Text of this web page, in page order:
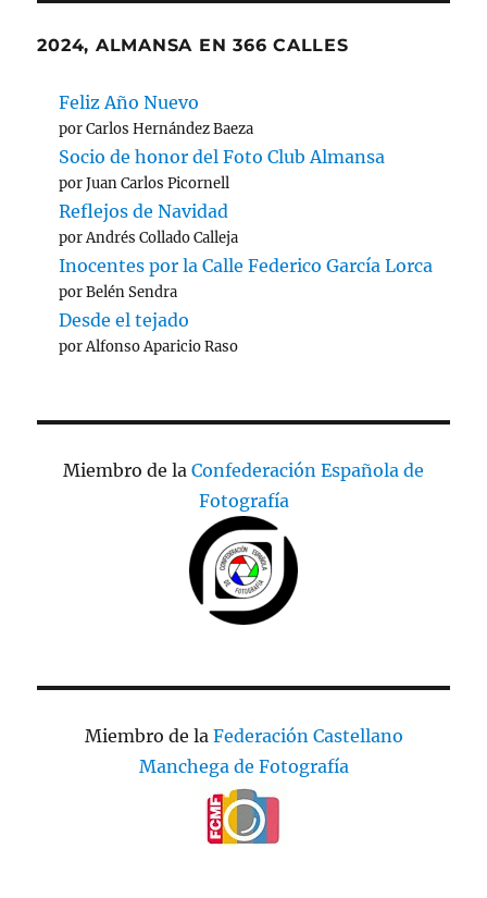
2024, ALMANSA EN 366 CALLES
Feliz Año Nuevo
por Carlos Hernández Baeza
Socio de honor del Foto Club Almansa
por Juan Carlos Picornell
Reflejos de Navidad
por Andrés Collado Calleja
Inocentes por la Calle Federico García Lorca
por Belén Sendra
Desde el tejado
por Alfonso Aparicio Raso
Miembro de la Confederación Española de
Fotografía
Miembro de la Federación Castellano
Manchega de Fotografía